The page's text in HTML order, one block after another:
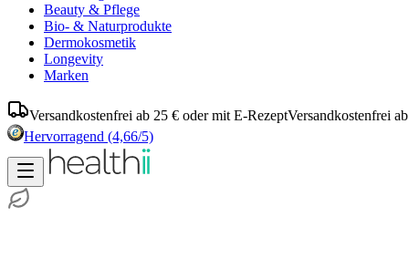
Beauty & Pflege
Bio- & Naturprodukte
Dermokosmetik
Longevity
Marken
Versandkostenfrei ab 25 € oder mit E-RezeptVersandkostenfrei
Hervorragend (4,66/5)